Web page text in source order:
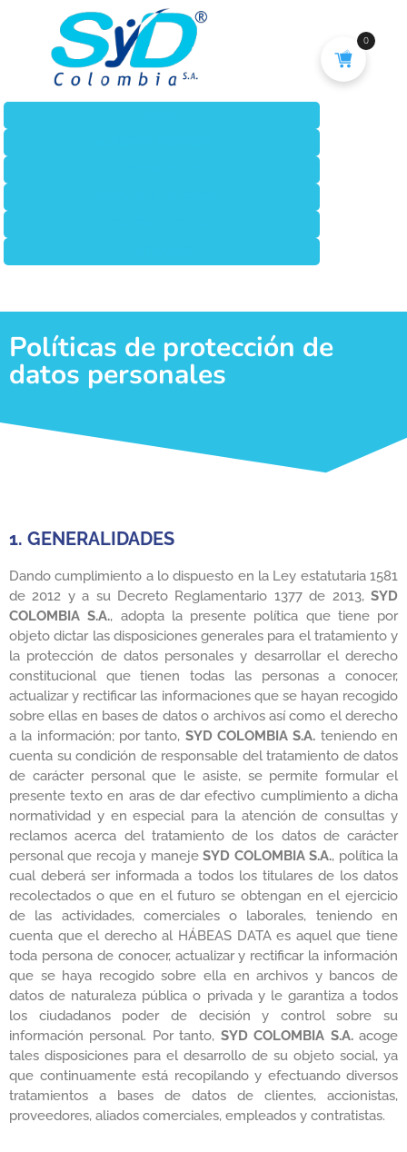
Políticas de protección de
datos personales
1. GENERALIDADES
Dando cumplimiento a lo dispuesto en la Ley estatutaria 1581
de 2012 y a su Decreto Reglamentario 1377 de 2013, SYD
COLOMBIA S.A., adopta la presente política que tiene por
objeto dictar las disposiciones generales para el tratamiento y
la protección de datos personales y desarrollar el derecho
constitucional que tienen todas las personas a conocer,
actualizar y rectificar las informaciones que se hayan recogido
sobre ellas en bases de datos o archivos así como el derecho
a la información; por tanto, SYD COLOMBIA S.A. teniendo en
cuenta su condición de responsable del tratamiento de datos
de carácter personal que le asiste, se permite formular el
presente texto en aras de dar efectivo cumplimiento a dicha
normatividad y en especial para la atención de consultas y
reclamos acerca del tratamiento de los datos de carácter
personal que recoja y manejeSYD COLOMBIA S.A., política la
cual deberá ser informada a todos los titulares de los datos
recolectados o que en el futuro se obtengan en el ejercicio
de las actividades, comerciales o laborales, teniendo en
cuenta que el derecho al HÁBEAS DATA es aquel que tiene
toda persona de conocer, actualizar y rectificar la información
que se haya recogido sobre ella en archivos y bancos de
datos de naturaleza pública o privada y le garantiza a todos
los ciudadanos poder de decisión y control sobre su
información personal. Por tanto, SYD COLOMBIA S.A.acoge
tales disposiciones para el desarrollo de su objeto social, ya
que continuamente está recopilando y efectuando diversos
tratamientos a bases de datos de clientes, accionistas,
proveedores, aliados comerciales, empleados y contratistas.
0